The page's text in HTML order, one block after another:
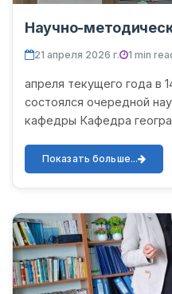
Научно-
21 апреля 2026 г. 1 min
апреля текущего года в
состоялся очередной
кафедры Кафедра
семинаре старший пр...
Показать больше...